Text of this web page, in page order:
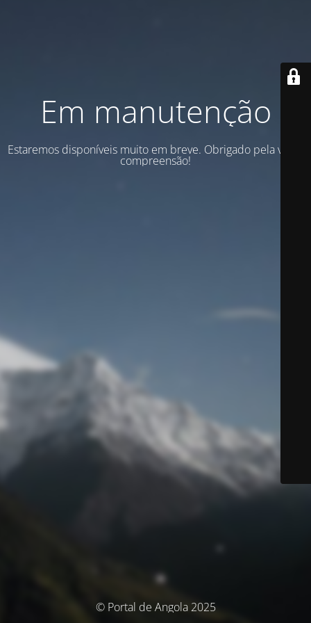
Em manutenção
Estaremos disponíveis muito em breve. Obrigado pela vossa
compreensão!
© Portal de Angola 2025